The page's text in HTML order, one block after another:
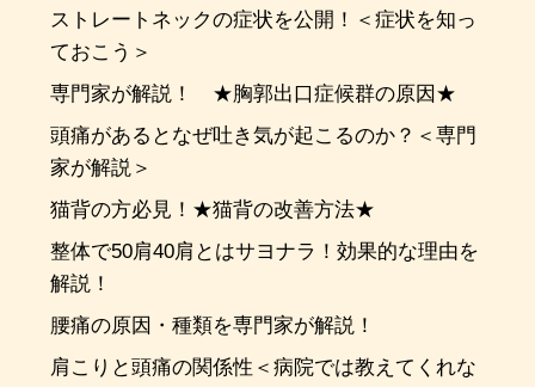
ストレートネックの症状を公開！＜症状を知っ
ておこう＞
専門家が解説！ ★胸郭出口症候群の原因★
頭痛があるとなぜ吐き気が起こるのか？＜専門
家が解説＞
猫背の方必見！★猫背の改善方法★
整体で50肩40肩とはサヨナラ！効果的な理由を
解説！
腰痛の原因・種類を専門家が解説！
肩こりと頭痛の関係性＜病院では教えてくれな